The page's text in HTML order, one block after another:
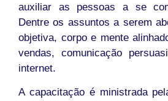
auxiliar as pessoas a se
Dentre os assuntos a serem
objetiva, corpo e mente
vendas, comunicação
internet.
A capacitação é ministrada